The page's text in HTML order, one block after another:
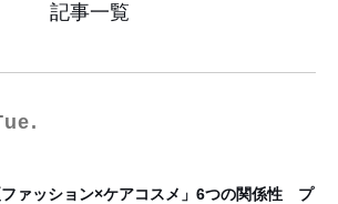
記事一覧
ファッション×ケアコスメ」6つの関係性 プ